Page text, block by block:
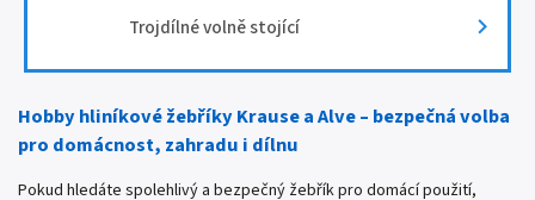
Trojdílné volně stojící
Hobby hliníkové žebříky Krause a Alve – bezpečná volba
pro domácnost, zahradu i dílnu
Pokud hledáte spolehlivý a bezpečný žebřík pro domácí použití,